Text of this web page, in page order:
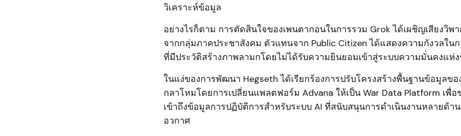
วิเคราะห์ข้อมูล
อย่างไรก็ตาม การตัดสินใจของเพนตากอนในการรวม Grok ได้เผชิญเสียงวิพ
จากกลุ่มภาคประชาสังคม ตัวแทนจาก Public Citizen ได้แสดงความกังวลใน
ที่มีประวัติสร้างภาพลามกโดยไม่ได้รับความยินยอมเข้าสู่ระบบความมั่นคงแห่
ในแง่ของการพัฒนา Hegseth ได้เรียกร้องการปรับโครงสร้างพื้นฐานข้อมูลขอ
กลาโหมโดยการเปลี่ยนแพลตฟอร์ม Advana ให้เป็น War Data Platform เพื่อ
เข้าถึงข้อมูลการปฏิบัติการสำหรับระบบ AI ที่สนับสนุนการดำเนินงานหลายด้า
อวกาศ